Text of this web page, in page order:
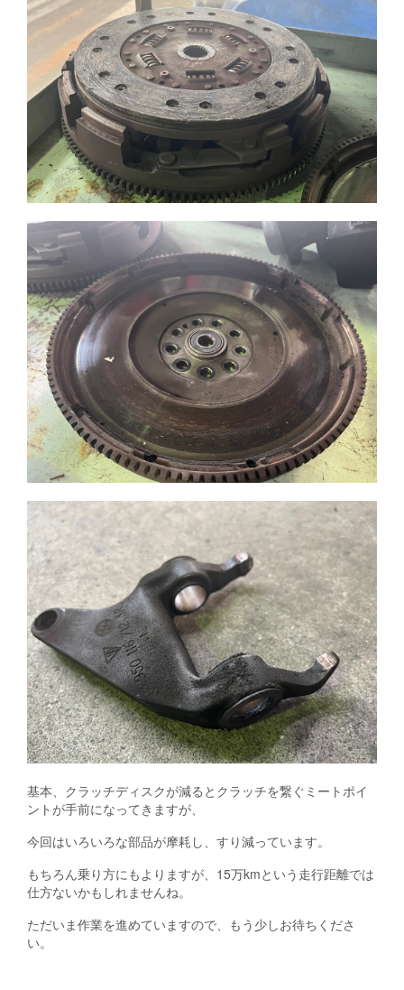
基本、クラッチディスクが減るとクラッチを繋ぐミートポイ
ントが手前になってきますが、
今回はいろいろな部品が摩耗し、すり減っています。
もちろん乗り方にもよりますが、15万kmという走行距離では
仕方ないかもしれませんね。
ただいま作業を進めていますので、もう少しお待ちくださ
い。